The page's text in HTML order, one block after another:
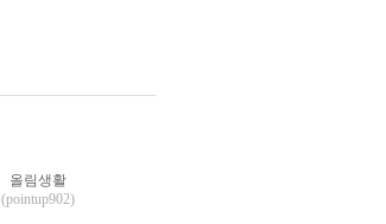
올림생활
(pointup902)